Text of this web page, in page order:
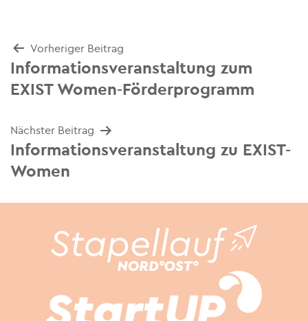
Beitrags-
Navigation
Vorheriger Beitrag
Informationsveranstaltung zum
EXIST Women-Förderprogramm
Nächster Beitrag
Informationsveranstaltung zu EXIST-
Women